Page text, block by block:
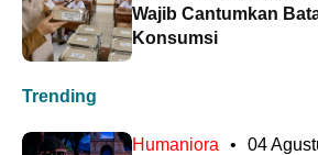
Wajib Cantumkan
Konsumsi
Trending
Humaniora •
04